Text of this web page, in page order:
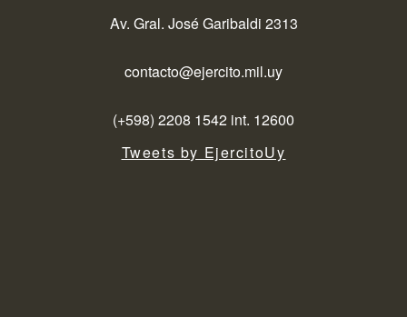
Av. Gral. José Garibaldi 2313
contacto@ejercito.mil.uy
(+598) 2208 1542 int. 12600
Tweets by EjercitoUy